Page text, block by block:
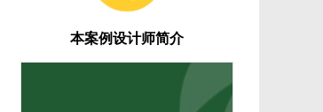
本案例设计师简介